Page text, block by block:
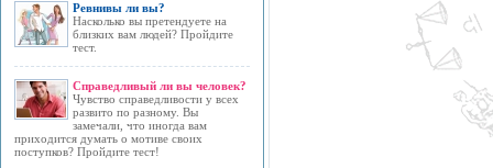
Ревнивы ли вы?
Насколько вы претендуете на
близких вам людей? Пройдите
тест.
Справедливый ли вы человек?
Чувство справедливости у всех
развито по разному. Вы
замечали, что иногда вам
приходится думать о мотиве своих
поступков? Пройдите тест!